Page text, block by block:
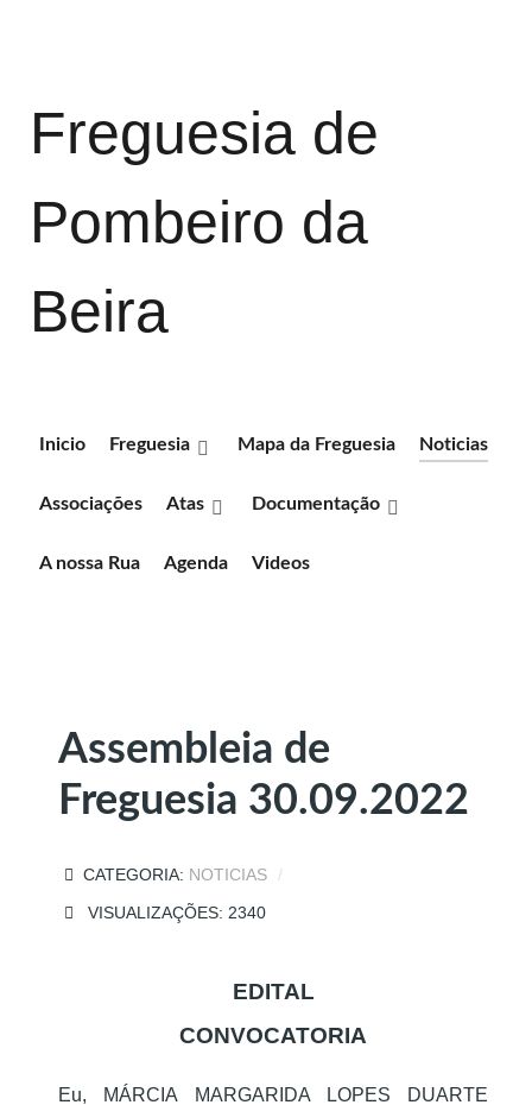
Freguesia de
Pombeiro da
Beira
Inicio Freguesia Mapa da Freguesia Noticias
Associações Atas Documentação
A nossa Rua Agenda Videos
Assembleia de
Freguesia 30.09.2022
CATEGORIA: NOTICIAS
VISUALIZAÇÕES: 2340
EDITAL
CONVOCATORIA
Eu, MÁRCIA MARGARIDA LOPES DUARTE